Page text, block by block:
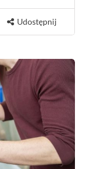
Udostępnij